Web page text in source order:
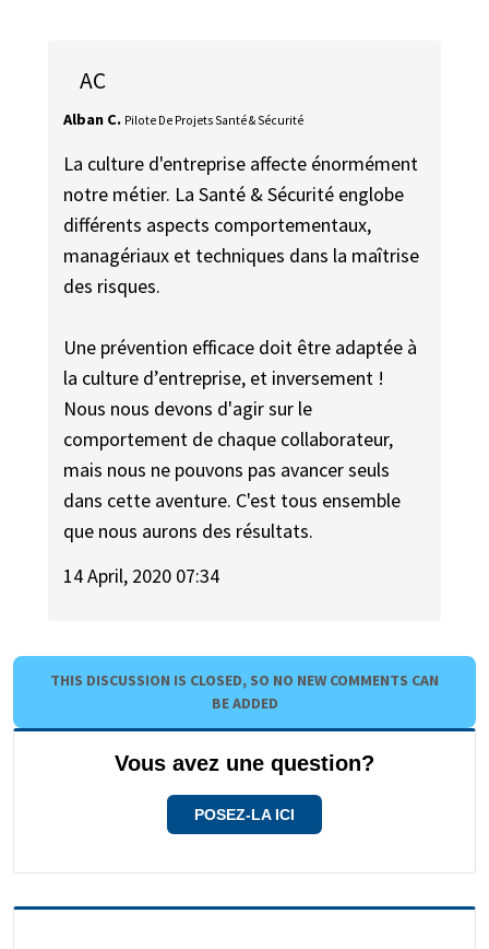
AC
Alban C. Pilote De Projets Santé & Sécurité
La culture d'entreprise affecte énormément
notre métier. La Santé & Sécurité englobe
différents aspects comportementaux,
managériaux et techniques dans la maîtrise
des risques.
Une prévention efficace doit être adaptée à
la culture d’entreprise, et inversement !
Nous nous devons d'agir sur le
comportement de chaque collaborateur,
mais nous ne pouvons pas avancer seuls
dans cette aventure. C'est tous ensemble
que nous aurons des résultats.
14 April, 2020 07:34
THIS DISCUSSION IS CLOSED, SO NO NEW COMMENTS CAN
BE ADDED
Vous avez une question?
POSEZ-LA ICI